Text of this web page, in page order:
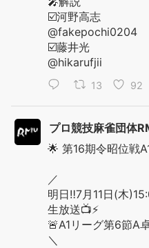
☑️河野高志
@fakepochi0204
☑️藤井光
@hikarufjii
13 92
プロ競技麻雀団体
🌟 第16期令昭位戦
／
明日‼️7月11日(木
生放送📺⚡️
🚨A1リーグ第6節A
＼